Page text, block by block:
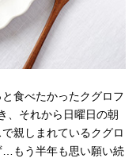
食べたかったクグロフ
、それから日曜日の朝
親しまれているクグロ
…もう半年も思い願い続